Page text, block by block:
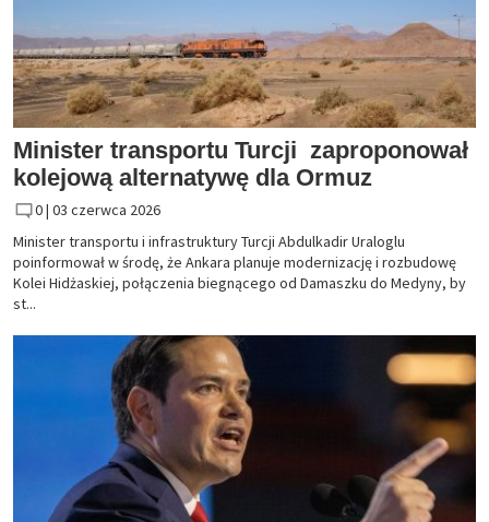
Minister transportu Turcji zaproponował
kolejową alternatywę dla Ormuz
0 | 03 czerwca 2026
Minister transportu i infrastruktury Turcji Abdulkadir Uraloglu
poinformował w środę, że Ankara planuje modernizację i rozbudowę
Kolei Hidżaskiej, połączenia biegnącego od Damaszku do Medyny, by
st...